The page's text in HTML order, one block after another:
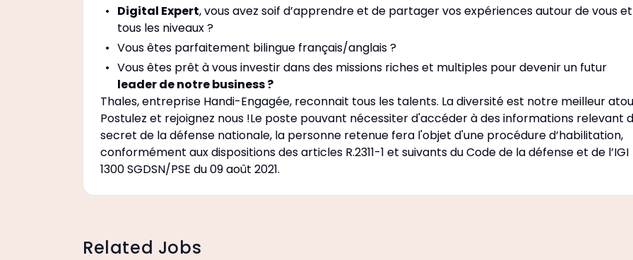
Digital Expert, vous avez soif d’apprendre et de partager vos expériences autour de vous
tous les niveaux ?
Vous êtes parfaitement bilingue français/anglais ?
Vous êtes prêt à vous investir dans des missions riches et multiples pour devenir un futur
leader de notre business ?
Thales, entreprise Handi-Engagée, reconnait tous les talents. La diversité est notre meilleur
Postulez et rejoignez nous !Le poste pouvant nécessiter d'accéder à des informations relevant
secret de la défense nationale, la personne retenue fera l'objet d'une procédure d’habilitation,
conformément aux dispositions des articles R.2311-1 et suivants du Code de la défense et de l’IGI
1300 SGDSN/PSE du 09 août 2021.
Related Jobs